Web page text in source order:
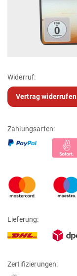
Widerruf:
Vertrag widerrufen
Zahlungsarten:
Lieferung:
Zertifizierungen: